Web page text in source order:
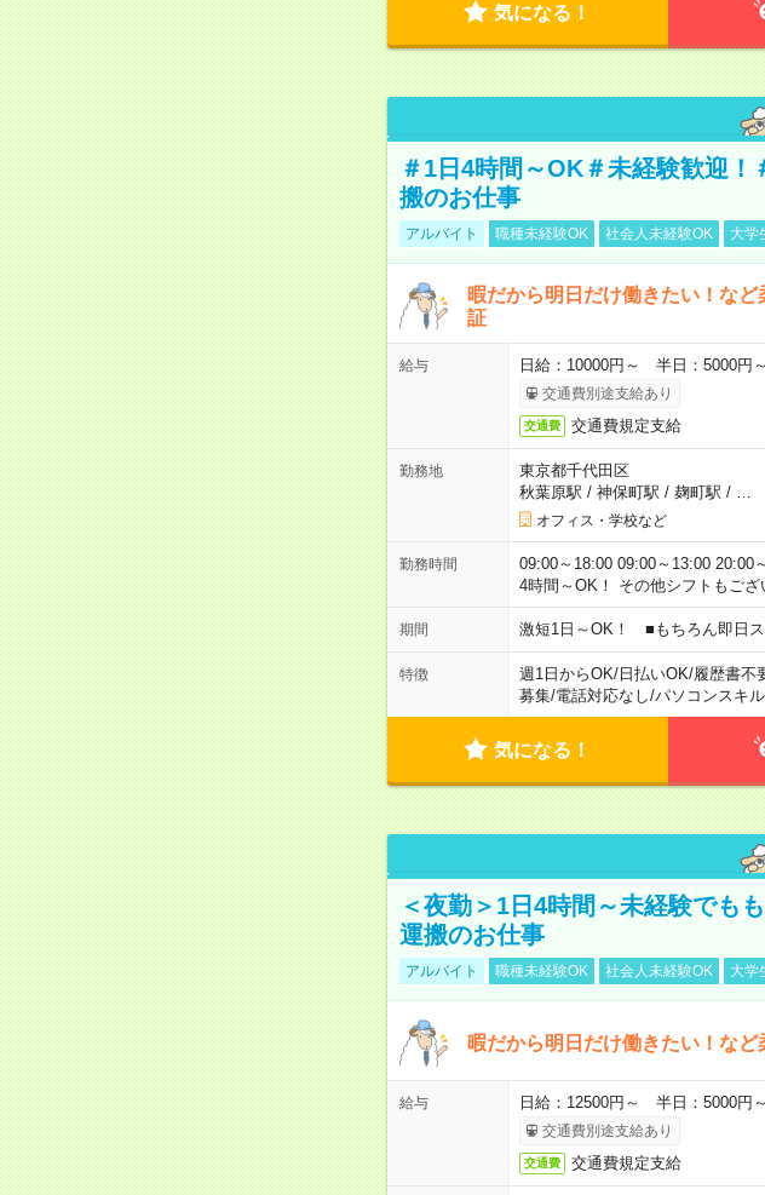
気になる！
＃1日4時間～OK＃未経験歓迎
搬のお仕事
アルバイト 職種未経験OK 社会人未経験OK 大学
暇だから明日だけ働きたい！な
証
給与 日給：10000円～ 半日：5000円
交通費別途支給あり
交通費 交通費規定支給
勤務地
東京都千代田区
秋葉原駅 / 神保町駅 / 麹町駅 /
オフィス・学校など
勤務時間
09:00～18:00 09:00～13:00 20:00
4時間～OK！ その他シフトもご
期間 激短1日～OK！ ■もちろん即日
特徴 週1日からOK/日払いOK/履歴書不
募集/電話対応なし/パソコンスキ
気になる！
＜夜勤＞1日4時間～未経験でも
運搬のお仕事
アルバイト 職種未経験OK 社会人未経験OK 大学
暇だから明日だけ働きたい！な
給与 日給：12500円～ 半日：5000円
交通費別途支給あり
交通費 交通費規定支給